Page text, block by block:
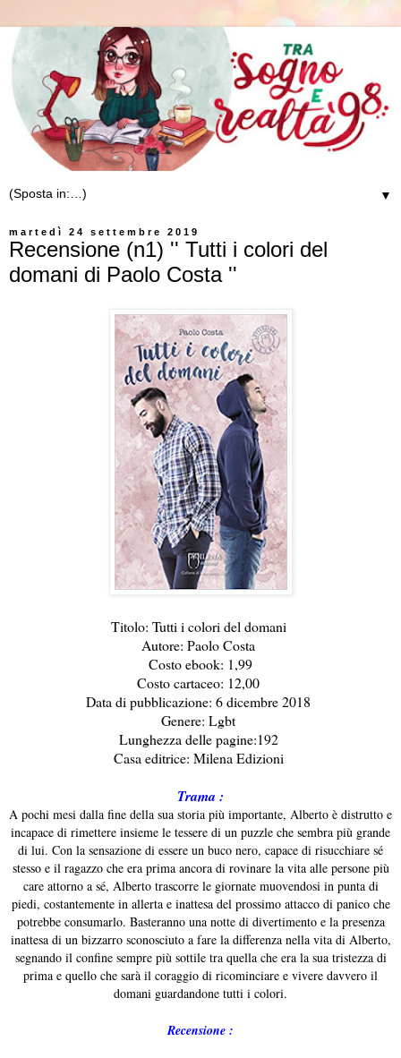
▼
martedì 24 settembre 2019
Recensione (n1) '' Tutti i colori del
domani di Paolo Costa ''
Titolo: Tutti i colori del domani
Autore: Paolo Costa
Costo ebook: 1,99
Costo cartaceo: 12,00
Data di pubblicazione: 6 dicembre 2018
Genere: Lgbt
Lunghezza delle pagine:192
Casa editrice: Milena Edizioni
Trama :
A pochi mesi dalla fine della sua storia più importante, Alberto è distrutto e
incapace di rimettere insieme le tessere di un puzzle che sembra più grande
di lui. Con la sensazione di essere un buco nero, capace di risucchiare sé
stesso e il ragazzo che era prima ancora di rovinare la vita alle persone più
care attorno a sé, Alberto trascorre le giornate muovendosi in punta di
piedi, costantemente in allerta e inattesa del prossimo attacco di panico che
potrebbe consumarlo. Basteranno una notte di divertimento e la presenza
inattesa di un bizzarro sconosciuto a fare la differenza nella vita di Alberto,
segnando il confine sempre più sottile tra quella che era la sua tristezza di
prima e quello che sarà il coraggio di ricominciare e vivere davvero il
domani guardandone tutti i colori.
Recensione :